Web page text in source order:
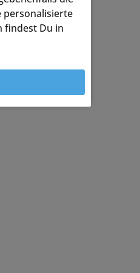
personalisierte
findest Du in